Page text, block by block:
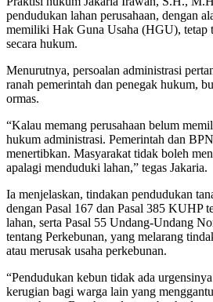
pendudukan lahan perusahaan, dengan
memiliki Hak Guna Usaha (HGU), tetap
secara hukum.
Menurutnya, persoalan administrasi
ranah pemerintah dan penegak hukum,
ormas.
“Kalau memang perusahaan belum
hukum administrasi. Pemerintah dan
menertibkan. Masyarakat tidak boleh
apalagi menduduki lahan,” tegas Jakaria.
Ia menjelaskan, tindakan pendudukan
dengan Pasal 167 dan Pasal 385 KUHP
lahan, serta Pasal 55 Undang-Undang
tentang Perkebunan, yang melarang
atau merusak usaha perkebunan.
“Pendudukan kebun tidak ada
kerugian bagi warga lain yang